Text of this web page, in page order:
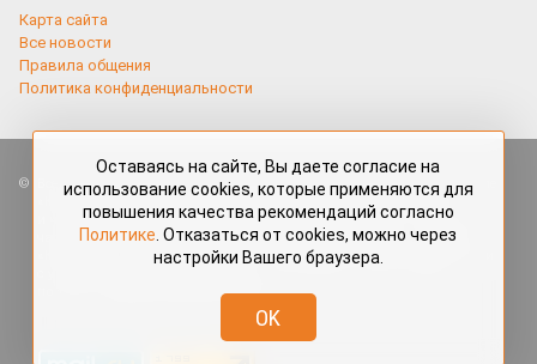
Карта сайта
Все новости
Правила общения
Политика конфиденциальности
Все права защищены. Любые материалы, размещённые на портале
«Красраб.ру» сотрудниками редакции, нештатными авторами
и читателями, являются объектами авторского права. Полное или
частичное использование материалов, размещённых на портале
«Красраб.ру», допускается только с письменного согласия редакции
redaktor@krasrab.krsn.ru.
Оставаясь на сайте, Вы даете согласие на
использование cookies, которые применяются для
повышения качества рекомендаций согласно
Политике . Отказаться от cookies, можно через
настройки Вашего браузера.
OK